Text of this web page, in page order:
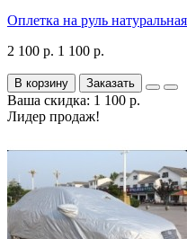
Оплетка на руль
2 100 р. 1 100 р.
В корзину Заказать
Ваша скидка: 1 100 р.
Лидер продаж!